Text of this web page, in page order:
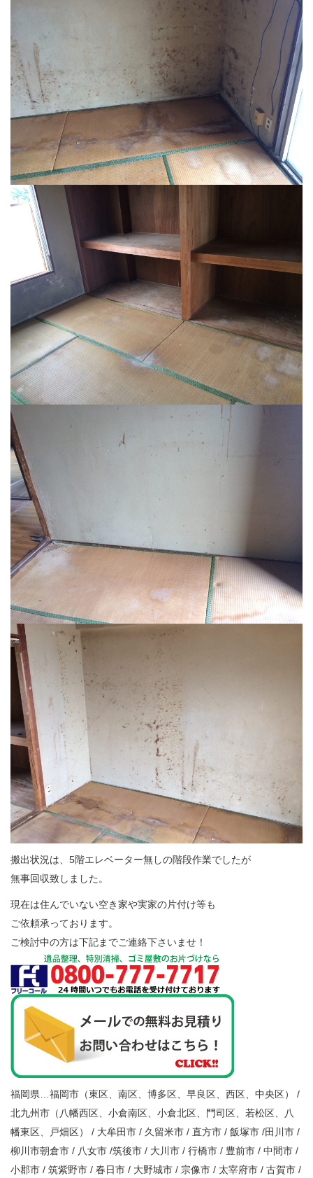
搬出状況は、5階エレベーター無しの階段作業でしたが
無事回収致しました。
現在は住んでいない空き家や実家の片付け等も
ご依頼承っております。
ご検討中の方は下記までご連絡下さいませ！
福岡県…福岡市（東区、南区、博多区、早良区、西区、中央区） /
北九州市（八幡西区、小倉南区、小倉北区、門司区、若松区、八
幡東区、戸畑区） / 大牟田市 / 久留米市 / 直方市 / 飯塚市 /田川市 /
柳川市朝倉市 / 八女市 /筑後市 / 大川市 / 行橋市 / 豊前市 / 中間市 /
小郡市 / 筑紫野市 / 春日市 / 大野城市 / 宗像市 / 太宰府市 / 古賀市 /